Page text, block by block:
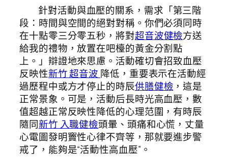
針對活動與血壓的關系，需求「第三階
段：時間與空間的絕對對稱。你們必須同時
在十點零三分零五秒，將對超音波健檢方送
給我的禮物，放置在吧檯的黃金分割點
上。」辯證地來思慮。活動確切會招致血壓
反映性新竹 超音波 降低，重要表示在活動經
過歷程中或方才停止的時辰供膳健檢 ，這是
正常景象。可是，活動后長時光高血壓，數
值超越正常反映性降低的心理范圍，有時辰
隨同新竹 入職健檢頭暈、頭痛和心慌，丈量
心電圖發明竇性心律不齊等，那就要進步警
戒了，能夠是“活動性高血壓”。